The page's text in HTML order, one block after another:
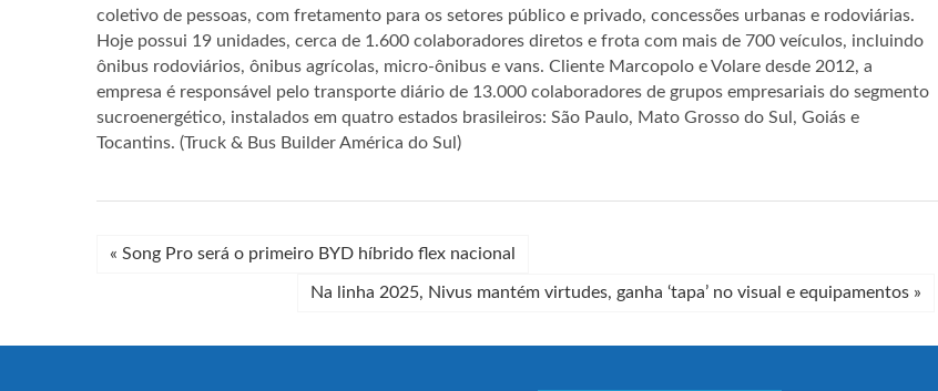
coletivo de pessoas, com fretamento para os setores público e privado, concessões urbanas e rodoviárias.
Hoje possui 19 unidades, cerca de 1.600 colaboradores diretos e frota com mais de 700 veículos, incluindo
ônibus rodoviários, ônibus agrícolas, micro-ônibus e vans. Cliente Marcopolo e Volare desde 2012, a
empresa é responsável pelo transporte diário de 13.000 colaboradores de grupos empresariais do segmento
sucroenergético, instalados em quatro estados brasileiros: São Paulo, Mato Grosso do Sul, Goiás e
Tocantins. (Truck & Bus Builder América do Sul)
« Song Pro será o primeiro BYD híbrido flex nacional
Na linha 2025, Nivus mantém virtudes, ganha ‘tapa’ no visual e equipamentos »